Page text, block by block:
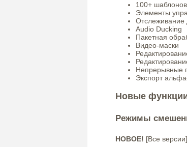
100+
Элементы
Отслеживание
Audio Ducking
Пакетная
Видео-маски
Непрерывные
Экспорт
Новые
Режимы
НОВОЕ! [Все версии]